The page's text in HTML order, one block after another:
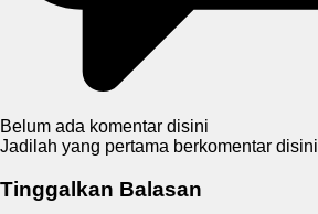
Belum ada komentar disini
Jadilah yang pertama berkomentar disini
Tinggalkan Balasan